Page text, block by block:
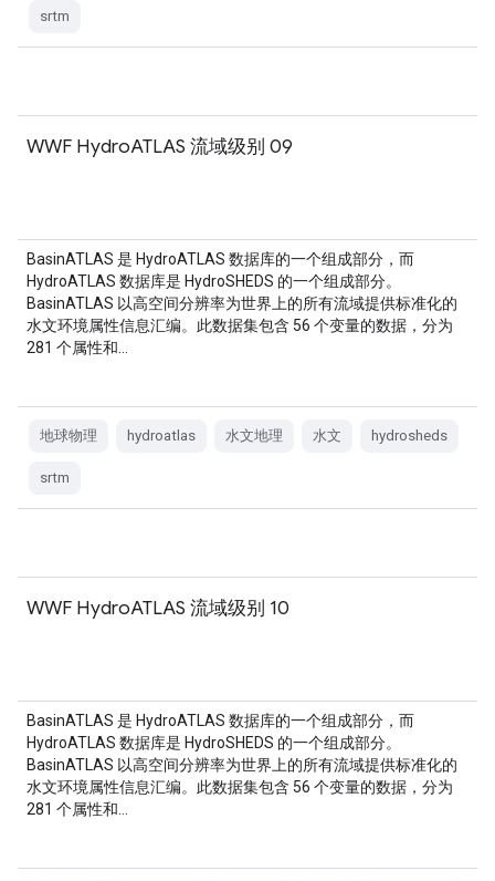
srtm
WWF HydroATLAS 流域级别 09
BasinATLAS 是 HydroATLAS 数据库的一个组成部分，而
HydroATLAS 数据库是 HydroSHEDS 的一个组成部分。
BasinATLAS 以高空间分辨率为世界上的所有流域提供标准化的
水文环境属性信息汇编。此数据集包含 56 个变量的数据，分为
281 个属性和…
地球物理 hydroatlas 水文地理 水文 hydrosheds
srtm
WWF HydroATLAS 流域级别 10
BasinATLAS 是 HydroATLAS 数据库的一个组成部分，而
HydroATLAS 数据库是 HydroSHEDS 的一个组成部分。
BasinATLAS 以高空间分辨率为世界上的所有流域提供标准化的
水文环境属性信息汇编。此数据集包含 56 个变量的数据，分为
281 个属性和…